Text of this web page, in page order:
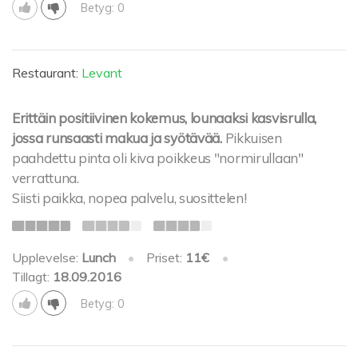
Betyg: 0
Restaurant: Levant
Erittäin positiivinen kokemus, lounaaksi kasvisrulla,
jossa runsaasti makua ja syötävää. Pikkuisen
paahdettu pinta oli kiva poikkeus "normirullaan"
verrattuna.
Siisti paikka, nopea palvelu, suosittelen!
Upplevelse: Lunch • Priset: 11€
•
Tillagt: 18.09.2016
Betyg: 0